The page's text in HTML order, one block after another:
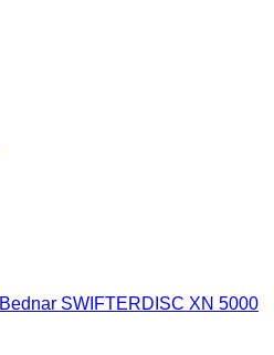
Bednar SWIFTERDISC XN 5000